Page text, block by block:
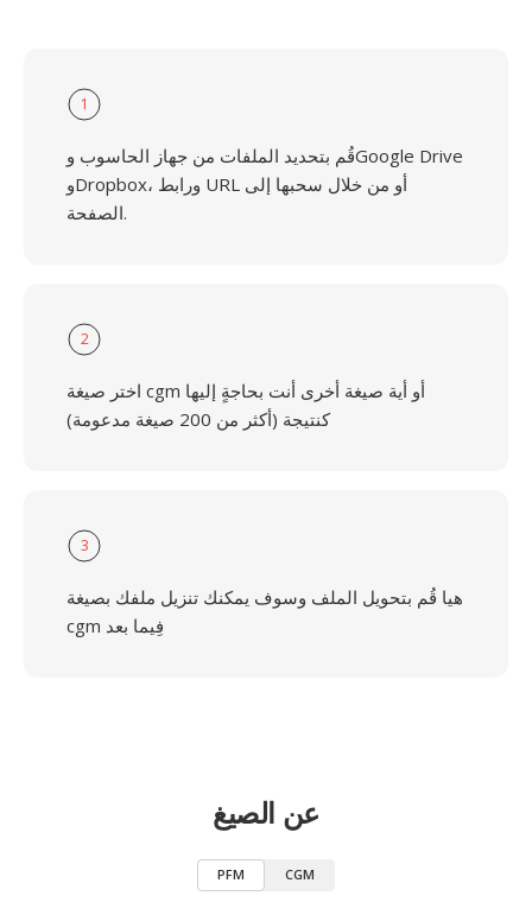
1
قُم بتحديد الملفات من جهاز الحاسوب وGoogle Drive
وDropbox، ورابط URL أو من خلال سحبها إلى
الصفحة.
2
اختر صيغة cgm أو أية صيغة أخرى أنت بحاجةٍ إليها
كنتيجة (أكثر من 200 صيغة مدعومة)
3
هيا قُم بتحويل الملف وسوف يمكنك تنزيل ملفك بصيغة
cgm فِيما بعد
عن الصيغ
PFM CGM